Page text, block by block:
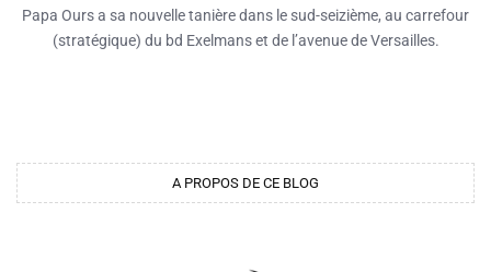
Papa Ours a sa nouvelle tanière dans le sud-seizième, au carrefour
(stratégique) du bd Exelmans et de l’avenue de Versailles.
A PROPOS DE CE BLOG